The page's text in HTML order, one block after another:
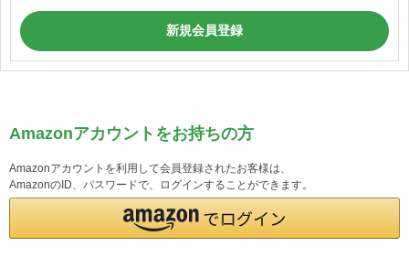
Amazonアカウントをお持ちの方
Amazonアカウントを利用して会員登録されたお客様は、
AmazonのID、パスワードで、ログインすることができます。